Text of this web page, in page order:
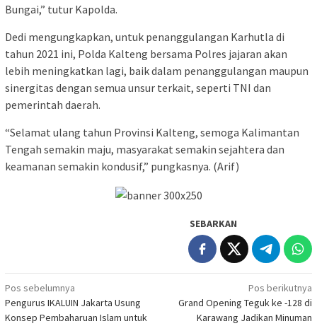
Bungai,” tutur Kapolda.
Dedi mengungkapkan, untuk penanggulangan Karhutla di
tahun 2021 ini, Polda Kalteng bersama Polres jajaran akan
lebih meningkatkan lagi, baik dalam penanggulangan maupun
sinergitas dengan semua unsur terkait, seperti TNI dan
pemerintah daerah.
“Selamat ulang tahun Provinsi Kalteng, semoga Kalimantan
Tengah semakin maju, masyarakat semakin sejahtera dan
keamanan semakin kondusif,” pungkasnya. (Arif)
SEBARKAN
Navigasi
pos
Pos sebelumnya
Pengurus IKALUIN Jakarta Usung
Konsep Pembaharuan Islam untuk
Pos berikutnya
Grand Opening Teguk ke -128 di
Karawang Jadikan Minuman